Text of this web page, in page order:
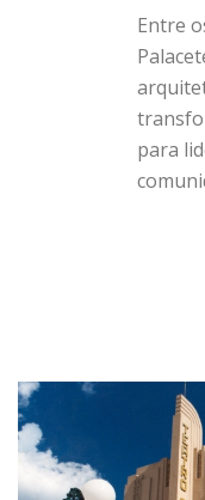
Entre
para